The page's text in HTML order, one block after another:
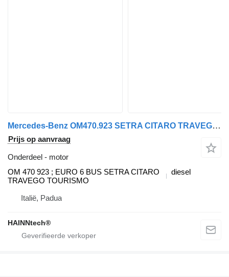
Mercedes-Benz OM470.923 SETRA CITARO TRAVEGO TOURISMO INTEGRO motor voor Mercedes-Benz vrachtwagen
Prijs op aanvraag
Onderdeel - motor
OM 470 923 ; EURO 6 BUS SETRA CITARO
TRAVEGO TOURISMO
diesel
Italië, Padua
HAINNtech®